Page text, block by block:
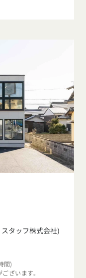
タッフ株式会社)
間)
ざいます。